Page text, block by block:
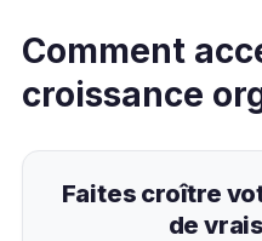
Comment
croissance
Faites croître
de